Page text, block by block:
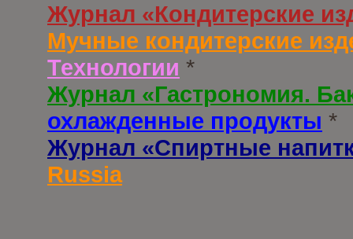
Журнал «Кондитерские
Мучные кондитерские
Технологии *
Журнал «Гастрономия.
охлажденные продукты *
Журнал «Спиртные
Russia